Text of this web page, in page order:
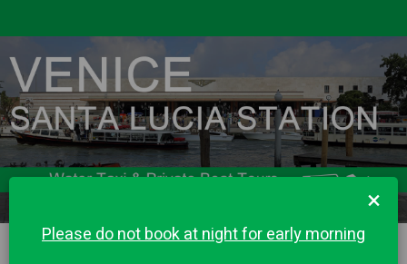
×
Please do not book at night for early morning